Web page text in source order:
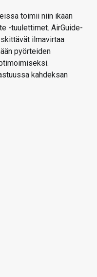
toimii niin ikään
-tuulettimet. AirGuide-
ilmavirtaa
pyörteiden
kahdeksan